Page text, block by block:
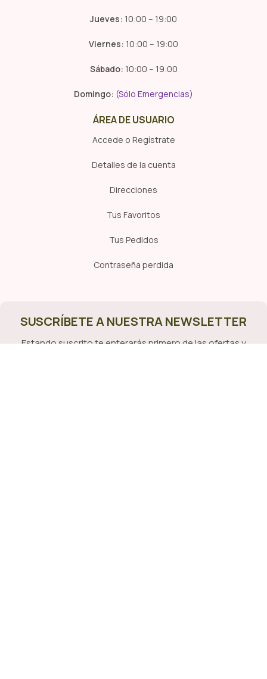
Jueves: 10:00 – 19:00
Viernes: 10:00 – 19:00
Sábado: 10:00 – 19:00
Domingo: (Sólo Emergencias)
ÁREA DE USUARIO
Accede o Regístrate
Detalles de la cuenta
Direcciones
Tus Favoritos
Tus Pedidos
Contraseña perdida
SUSCRÍBETE A NUESTRA NEWSLETTER
Estando suscrito te enterarás primero de las ofertas y